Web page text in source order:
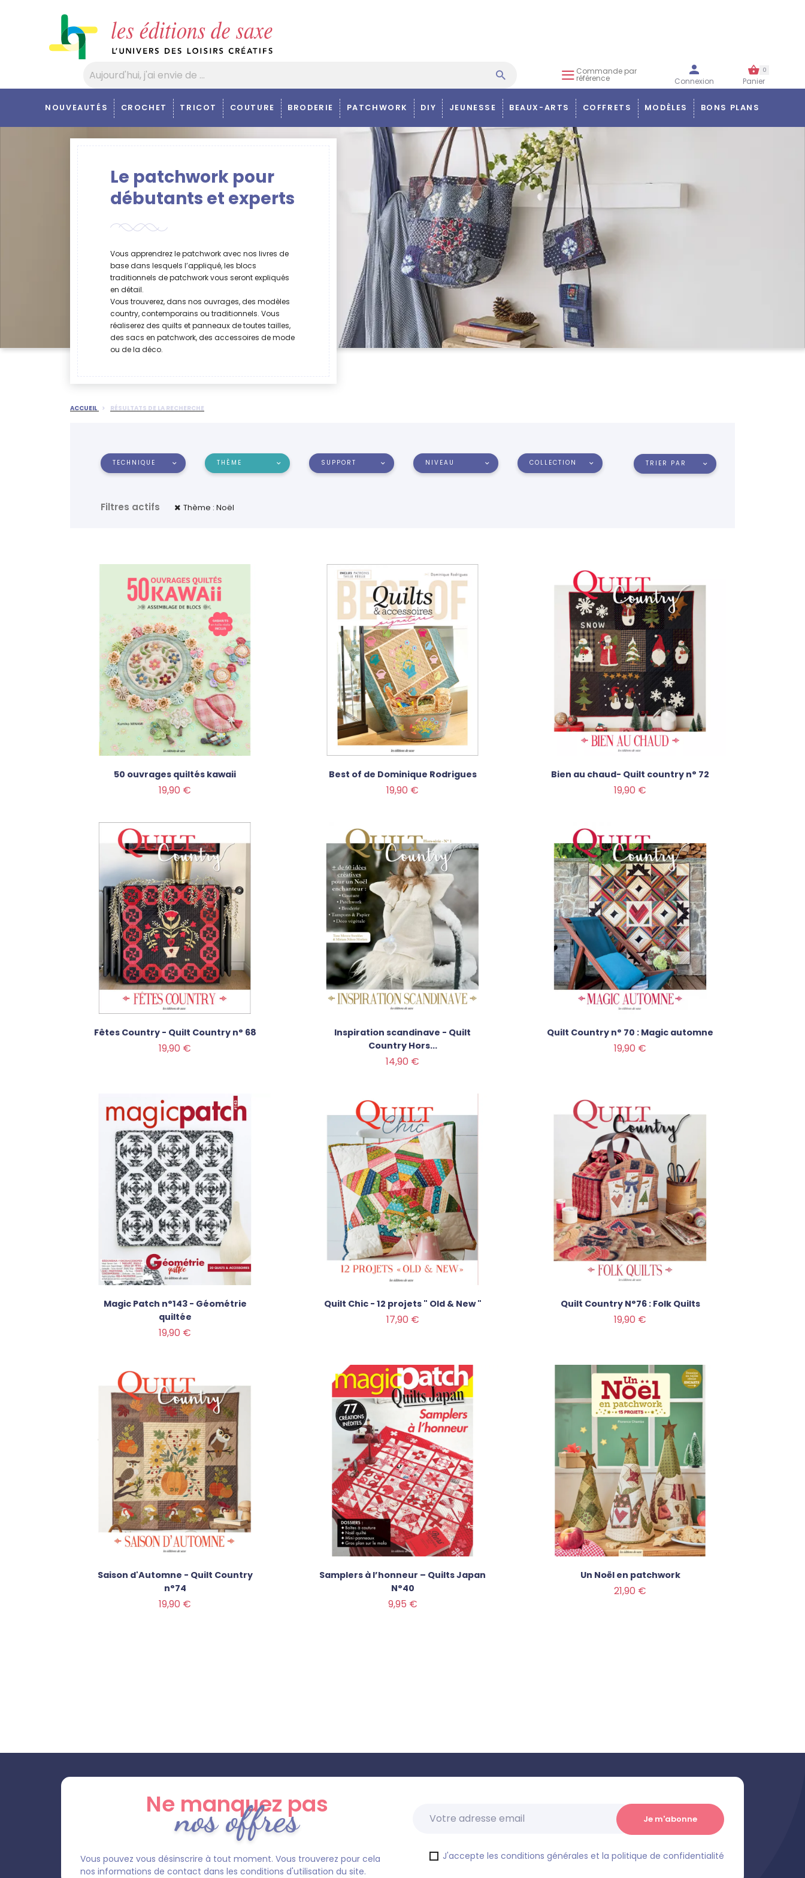
Commande par
référence Connexion Panier
0
NOUVEAUTÉS CROCHET TRICOT COUTURE BRODERIE PATCHWORK DIY JEUNESSE BEAUX-ARTS COFFRETS MODÈLES BONS PLANS
Le patchwork pour
débutants et experts
Vous apprendrez le patchwork avec nos livres de
base dans lesquels l’appliqué, les blocs
traditionnels de patchwork vous seront expliqués
en détail.
Vous trouverez, dans nos ouvrages, des modèles
country, contemporains ou traditionnels. Vous
réaliserez des quilts et panneaux de toutes tailles,
des sacs en patchwork, des accessoires de mode
ou de la déco.
ACCUEIL RÉSULTATS DE LA RECHERCHE
TECHNIQUE THÈME SUPPORT NIVEAU COLLECTION
Filtres actifs Thème : Noël
TRIER PAR
50 ouvrages quiltés kawaii
19,90 €
Best of de Dominique Rodrigues
19,90 €
Bien au chaud- Quilt country n° 72
19,90 €
Fêtes Country - Quilt Country n° 68
19,90 €
Inspiration scandinave - Quilt
Country Hors...
14,90 €
Quilt Country n° 70 : Magic automne
19,90 €
Magic Patch n°143 - Géométrie
quiltée
19,90 €
Quilt Chic - 12 projets " Old & New "
17,90 €
Quilt Country N°76 : Folk Quilts
19,90 €
Saison d'Automne - Quilt Country
n°74
19,90 €
Samplers à l’honneur – Quilts Japan
N°40
9,95 €
Un Noël en patchwork
21,90 €
Ne manquez pas
nos offres
Vous pouvez vous désinscrire à tout moment. Vous trouverez pour cela
nos informations de contact dans les conditions d'utilisation du site.
J'accepte les conditions générales et la politique de confidentialité